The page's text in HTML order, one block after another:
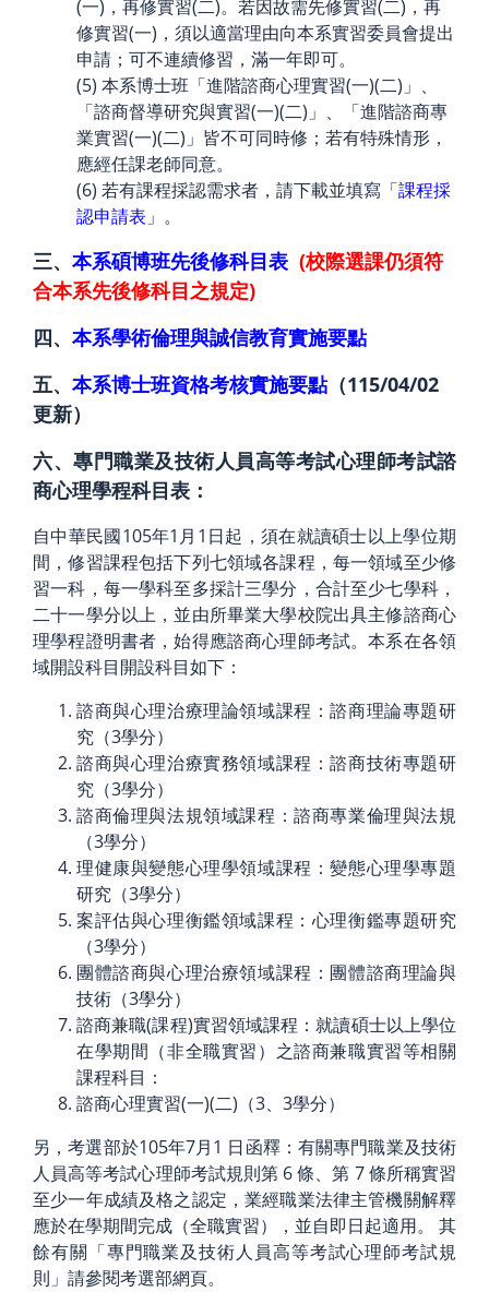
(一)，再修實習(二)。若因故需先修實習(二)，再
修實習(一)，須以適當理由向本系實習委員會提出
申請；可不連續修習，滿一年即可。
(5) 本系博士班「進階諮商心理實習(一)(二)」、
「諮商督導研究與實習(一)(二)」、「進階諮商專
業實習(一)(二)」皆不可同時修；若有特殊情形，
應經任課老師同意。
(6) 若有課程採認需求者，請下載並填寫「課程採
認申請表 」。
三、 本系碩博班先後修科目表 (校際選課仍須符
合本系先後修科目之規定)
四、 本系學術倫理與誠信教育實施要點
五、 本系博士班資格考核實施要點（115/04/02
更新）
六、專門職業及技術人員高等考試心理師考試諮
商心理學程科目表：
自中華民國105年1月1日起，須在就讀碩士以上學位期
間，修習課程包括下列七領域各課程，每一領域至少修
習一科，每一學科至多採計三學分，合計至少七學科，
二十一學分以上，並由所畢業大學校院出具主修諮商心
理學程證明書者，始得應諮商心理師考試。本系在各領
域開設科目開設科目如下：
諮商與心理治療理論領域課程：諮商理論專題研
究（3學分）
諮商與心理治療實務領域課程：諮商技術專題研
究（3學分）
諮商倫理與法規領域課程：諮商專業倫理與法規
（3學分）
理健康與變態心理學領域課程：變態心理學專題
研究（3學分）
案評估與心理衡鑑領域課程：心理衡鑑專題研究
（3學分）
團體諮商與心理治療領域課程：團體諮商理論與
技術（3學分）
諮商兼職(課程)實習領域課程：就讀碩士以上學位
在學期間（非全職實習）之諮商兼職實習等相關
課程科目：
諮商心理實習(一)(二)（3、3學分）
另，考選部於105年7月1 日函釋：有關專門職業及技術
人員高等考試心理師考試規則第 6 條、第 7 條所稱實習
至少一年成績及格之認定，業經職業法律主管機關解釋
應於在學期間完成（全職實習），並自即日起適用。 其
餘有關「專門職業及技術人員高等考試心理師考試規
則」請參閱考選部網頁。